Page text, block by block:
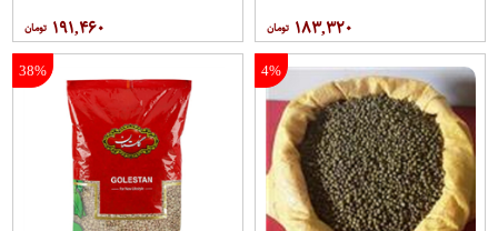
۱۸۳,۳۲۰ ۱۹۱,۴۶۰
4%
38%